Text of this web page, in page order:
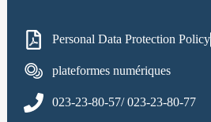
Personal Data Protection Policy
plateformes numériques
023-23-80-57/ 023-23-80-77